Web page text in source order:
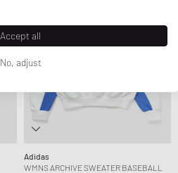
Adidas
WMNS ARCHIVE SWEATER BASEBALL
Accept all
No, adjust